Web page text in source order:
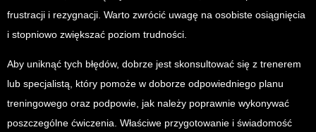
frustracji i rezygnacji. Warto zwrócić uwagę na osobiste osiągnięcia
i stopniowo zwiększać poziom trudności.
Aby uniknąć tych błędów, dobrze jest skonsultować się z trenerem
lub specjalistą, który pomoże w doborze odpowiedniego planu
treningowego oraz podpowie, jak należy poprawnie wykonywać
poszczególne ćwiczenia. Właściwe przygotowanie i świadomość